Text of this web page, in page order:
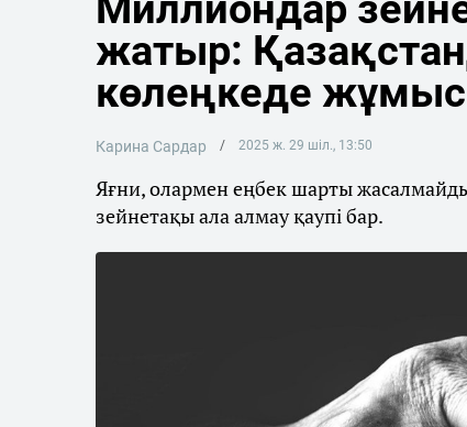
жатыр:
көлеңкеде жұмыс
Карина Сардар 2025 ж. 29 шіл., 13:50
Яғни, олармен еңбек шарты
зейнетақы ала алмау қаупі бар.